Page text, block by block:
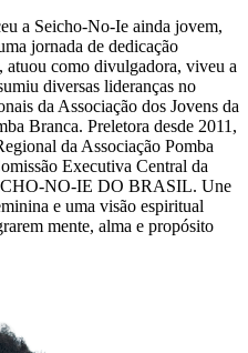
a Seicho-No-Ie ainda jovem,
jornada de dedicação
atuou como divulgadora, viveu a
diversas lideranças no
da Associação dos Jovens da
Branca. Preletora desde 2011,
da Associação Pomba
Executiva Central da
NO-IE DO BRASIL. Une
e uma visão espiritual
mente, alma e propósito